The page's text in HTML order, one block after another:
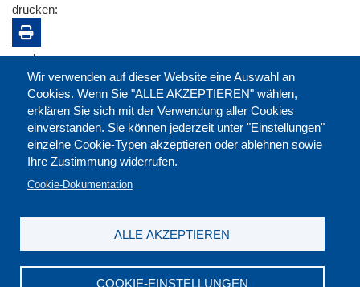
Wir verwenden auf dieser Website eine Auswahl an
Cookies. Wenn Sie "ALLE AKZEPTIEREN" wählen,
erklären Sie sich mit der Verwendung aller Cookies
einverstanden. Sie können jederzeit unter "Einstellungen"
einzelne Cookie-Typen akzeptieren oder ablehnen sowie
Ihre Zustimmung widerrufen.
Cookie-Dokumentation
COOKIE-EINSTELLUNGEN
ALLE AKZEPTIEREN
drucken:
merken: